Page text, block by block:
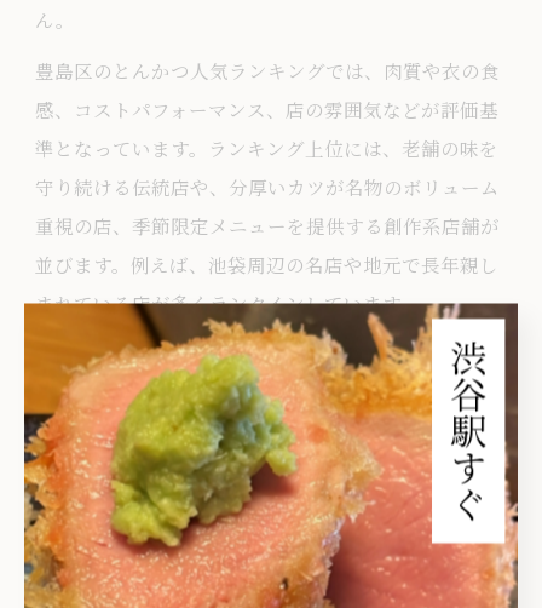
ん。
豊島区のとんかつ人気ランキングでは、肉質や衣の食
感、コストパフォーマンス、店の雰囲気などが評価基
準となっています。ランキング上位には、老舗の味を
守り続ける伝統店や、分厚いカツが名物のボリューム
重視の店、季節限定メニューを提供する創作系店舗が
並びます。例えば、池袋周辺の名店や地元で長年親し
まれている店が多くランクインしています。
ランキングを参考に店選びをする際は、混雑状況やメ
ニューの特徴を事前に確認することが重要です。人気
店では売り切れや長時間待つ場合もあるため、訪問時
間をずらしたり、事前予約を活用するのが成功のコツ
です。
池袋周辺のとんかつ名店巡りの醍醐味